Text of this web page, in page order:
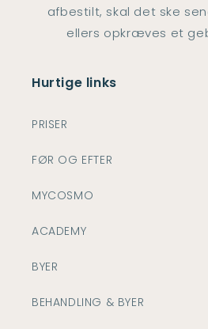
afbestilt, skal det ske
ellers opkræves et
Hurtige links
PRISER
FØR OG EFTER
MYCOSMO
ACADEMY
BYER
BEHANDLING & BYER